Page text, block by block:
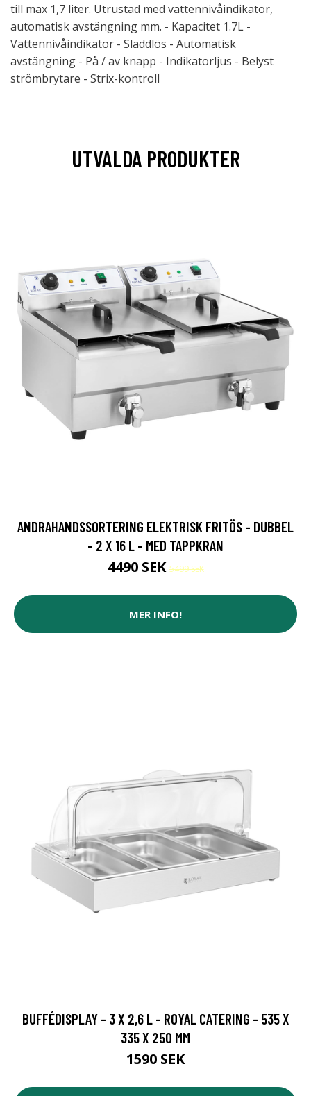
till max 1,7 liter. Utrustad med vattennivåindikator,
automatisk avstängning mm. - Kapacitet 1.7L -
Vattennivåindikator - Sladdlös - Automatisk
avstängning - På / av knapp - Indikatorljus - Belyst
strömbrytare - Strix-kontroll
UTVALDA PRODUKTER
ANDRAHANDSSORTERING ELEKTRISK FRITÖS - DUBBEL
- 2 X 16 L - MED TAPPKRAN
4490 SEK5499 SEK
MER INFO!
BUFFÉDISPLAY - 3 X 2,6 L - ROYAL CATERING - 535 X
335 X 250 MM
1590 SEK